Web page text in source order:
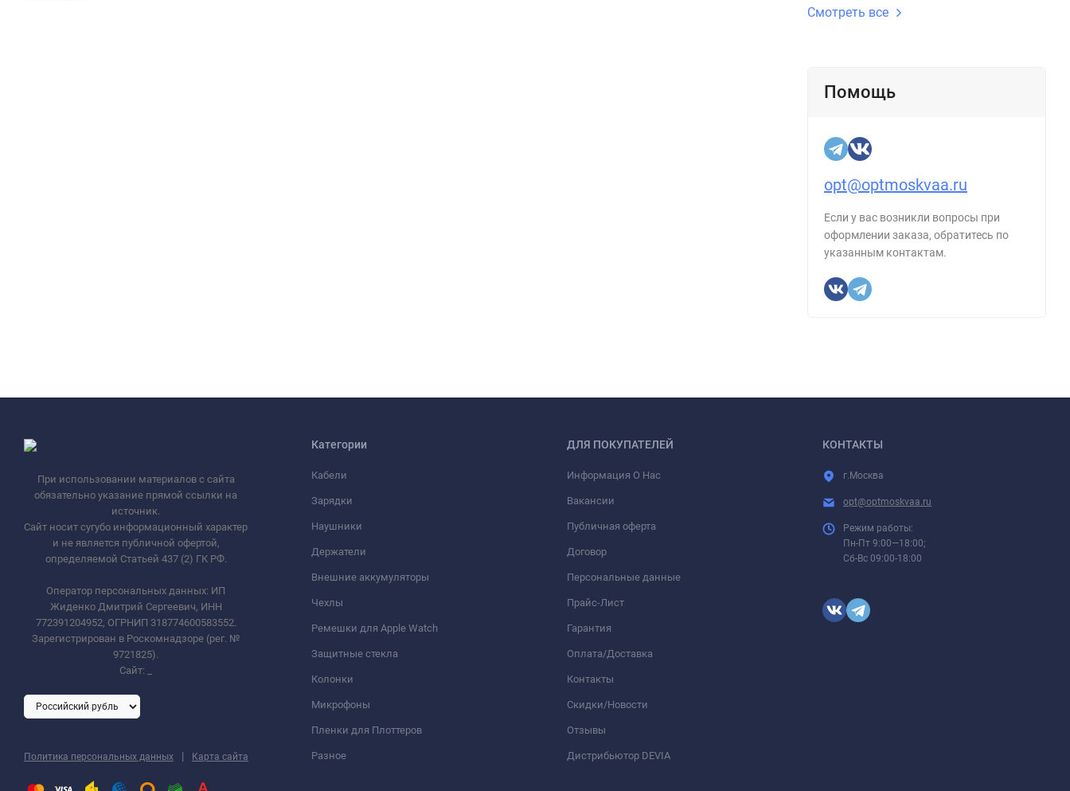
Смотреть все
Помощь
opt@optmoskvaa.ru
Если у вас возникли вопросы при
оформлении заказа, обратитесь по
указанным контактам.
При использовании материалов с сайта
обязательно указание прямой ссылки на
источник.
Сайт носит сугубо информационный характер
и не является публичной офертой,
определяемой Статьей 437 (2) ГК РФ.
Оператор персональных данных: ИП
Жиденко Дмитрий Сергеевич, ИНН
772391204952, ОГРНИП 318774600583552.
Зарегистрирован в Роскомнадзоре (рег. №
9721825).
Сайт:
Политика персональных данных | Карта сайта
Категории
Кабели
Зарядки
Наушники
Держатели
Внешние аккумуляторы
Чехлы
Ремешки для Apple Watch
Защитные стекла
Колонки
Микрофоны
Пленки для Плоттеров
Разное
ДЛЯ ПОКУПАТЕЛЕЙ
Информация О Нас
Вакансии
Публичная оферта
Договор
Персональные данные
Прайс-Лист
Гарантия
Оплата/Доставка
Контакты
Скидки/Новости
Отзывы
Дистрибьютор DEVIA
КОНТАКТЫ
г.Москва
opt@optmoskvaa.ru
Режим работы:
Пн-Пт 9:00—18:00;
Сб-Вс 09:00-18:00